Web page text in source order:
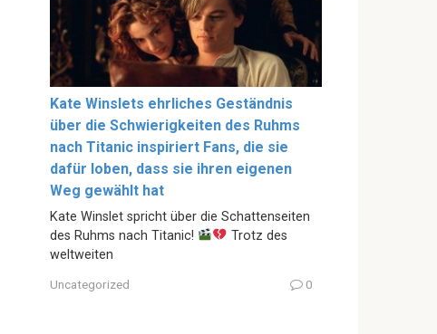
Kate Winslets ehrliches Geständnis
über die Schwierigkeiten des Ruhms
nach Titanic inspiriert Fans, die sie
dafür loben, dass sie ihren eigenen
Weg gewählt hat
Kate Winslet spricht über die Schattenseiten
des Ruhms nach Titanic!
Trotz des
weltweiten
Uncategorized 0